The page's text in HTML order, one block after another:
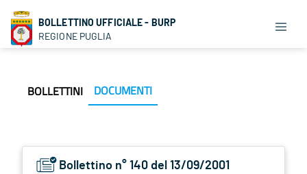
BOLLETTINO UFFICIALE - BURP
REGIONE PUGLIA
BOLLETTINI DOCUMENTI
Bollettino n° 140 del 13/09/2001